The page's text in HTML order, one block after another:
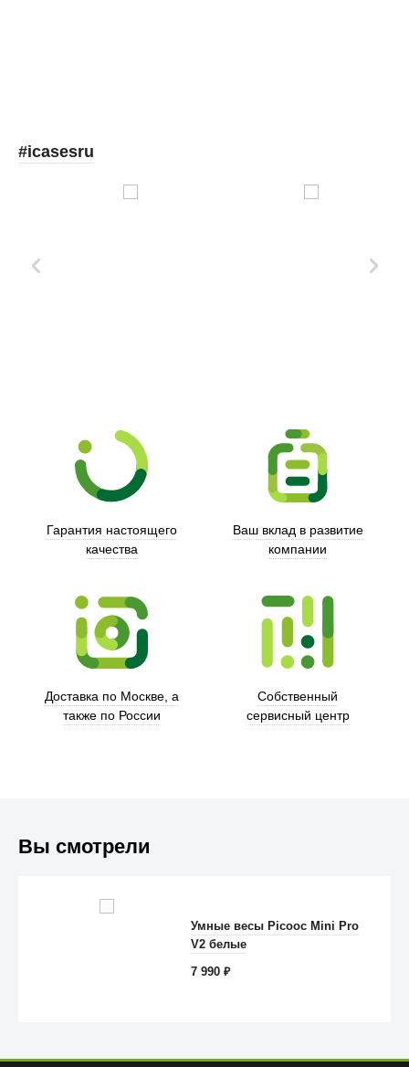
Anker
#icasesru
Гарантия настоящего
качества
Ваш вклад в развитие
компании
Доставка по Москве, а
также по России
Собственный
сервисный центр
Вы смотрели
Умные весы Picooc Mini Pro
V2 белые
7 990₽